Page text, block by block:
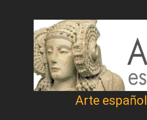
Arte español